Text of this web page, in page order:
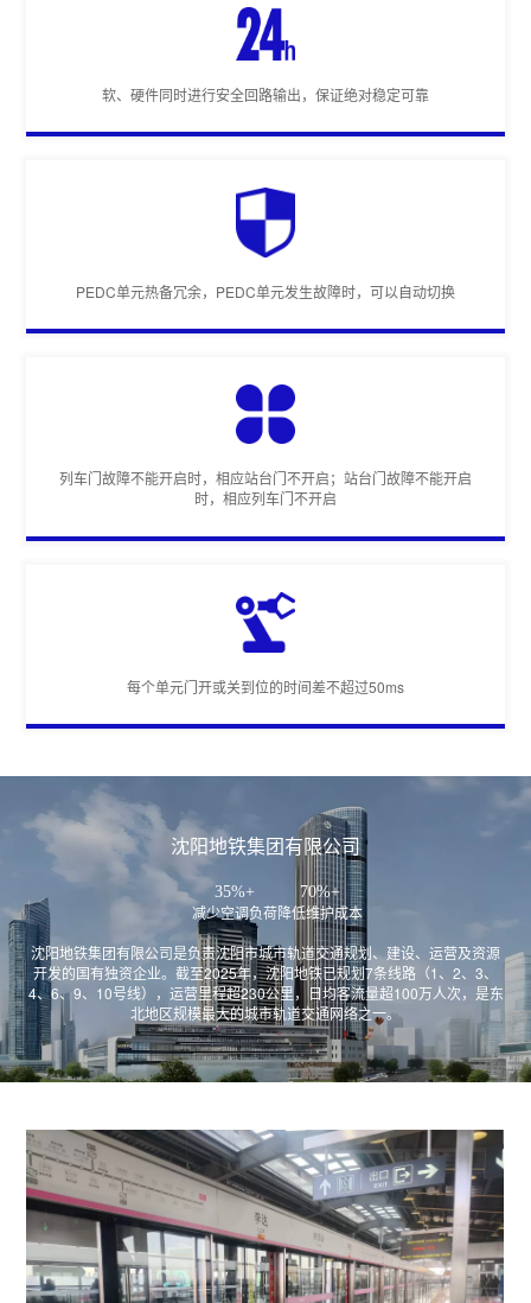
软、硬件同时进行安全回路输出，保证绝对稳定可靠
PEDC单元热备冗余，PEDC单元发生故障时，可以自动切换
列车门故障不能开启时，相应站台门不开启；站台门故障不能开启
时，相应列车门不开启
每个单元门开或关到位的时间差不超过50ms
沈阳地铁集团有限公司
35%+
减少空调负荷
70%+
降低维护成本
沈阳地铁集团有限公司是负责沈阳市城市轨道交通规划、建设、运营及资源
开发的国有独资企业。截至2025年，沈阳地铁已规划7条线路（1、2、3、
4、6、9、10号线），运营里程超230公里，日均客流量超100万人次，是东
北地区规模最大的城市轨道交通网络之一。